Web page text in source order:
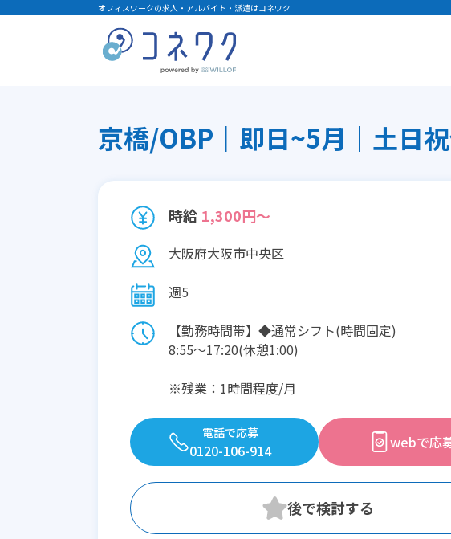
オフィスワークの求人・アルバイト・派遣はコネワク
京橋/OBP｜即日~5月｜土日
時給 1,300円～
大阪府大阪市中央区
週5
【勤務時間帯】◆通常シフト(時間固定)
8:55〜17:20(休憩1:00)
※残業：1時間程度/月
電話で応募
0120-106-914 webで応